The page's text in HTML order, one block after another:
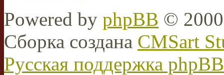
Powered by phpBB ©
Сборка создана CMSart
Русская поддержка phpBB